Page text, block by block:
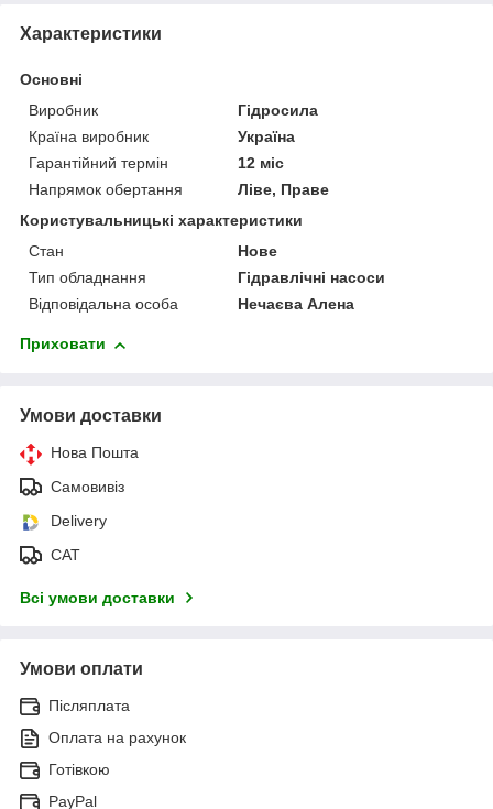
Характеристики
Основні
Виробник
Гідросила
Країна виробник
Україна
Гарантійний термін
12 міс
Напрямок обертання
Ліве, Праве
Користувальницькі характеристики
Стан
Нове
Тип обладнання
Гідравлічні насоси
Відповідальна особа
Нечаєва Алена
Приховати
Умови доставки
Нова Пошта
Самовивіз
Delivery
САТ
Всі умови доставки
Умови оплати
Післяплата
Оплата на рахунок
Готівкою
PayPal